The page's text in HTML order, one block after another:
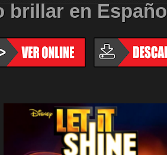
brillar en